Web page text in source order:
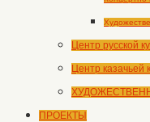
Центр русской
Центр казачьей
ПРОЕКТЫ